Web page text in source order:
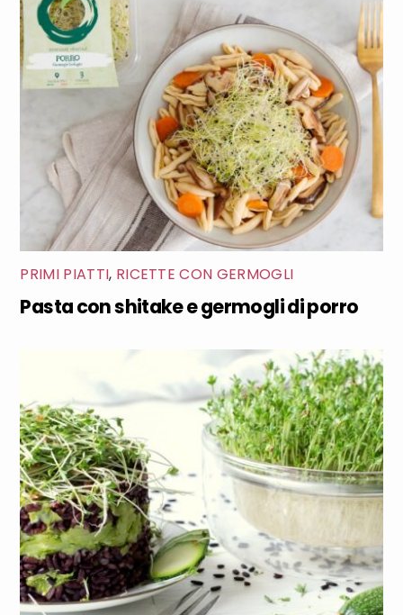
PRIMI PIATTI, RICETTE CON GERMOGLI
Pasta con shitake e germogli di porro